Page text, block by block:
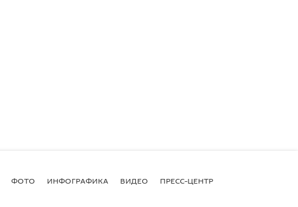
ФОТО ИНФОГРАФИКА ВИДЕО ПРЕСС-ЦЕНТР